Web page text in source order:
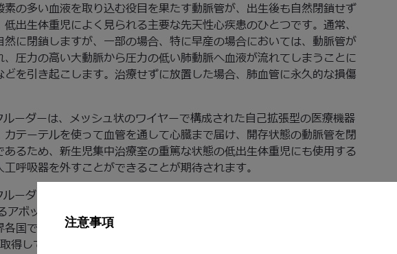
の多い血液を取り込む役目を果たす動脈管が、出生後も自然閉鎖せず
出生体重児によく見られる主要な先天性心疾患のひとつです。通常、
に閉鎖しますが、一部の場合、特に早産の場合においては、動脈管が
圧力の高い大動脈から圧力の低い肺動脈へ血液が流れてしまうことに
を引き起こします。治療せずに放置した場合、肺血管に永久的な損傷
ーダーは、メッシュ状のワイヤーで構成された自己拡張型の医療機器
テーテルを使って血管を通して心臓まで届け、開存状態の動脈管を閉
るため、新生児集中治療室の重篤な状態の低出生体重児にも使用する
呼吸器を外すことができることが期待されます。
ーダー、生後3日以上かつ体重700グラム以上の患者に使用されます。
ボットのAMPLATZERオクルーダー製品群による治療実績に基づいて
国では、より体の大きな幼児用のAMPLATZER Duct Occluder 製品群
得しています。
注意事項